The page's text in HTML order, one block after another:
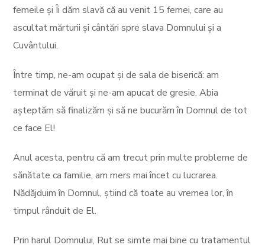
femeile și Îi dăm slavă că au venit 15 femei, care au
ascultat mărturii și cântări spre slava Domnului și a
Cuvântului.
Între timp, ne-am ocupat și de sala de biserică: am
terminat de văruit și ne-am apucat de gresie. Abia
așteptăm să finalizăm și să ne bucurăm în Domnul de tot
ce face El!
Anul acesta, pentru că am trecut prin multe probleme de
sănătate ca familie, am mers mai încet cu lucrarea.
Nădăjduim în Domnul, știind că toate au vremea lor, în
timpul rânduit de El.
Prin harul Domnului, Rut se simte mai bine cu tratamentul